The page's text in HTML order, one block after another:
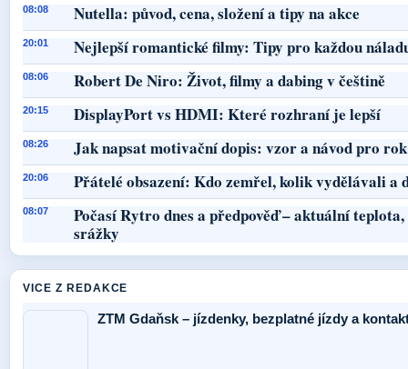
08:08 Nutella: původ, cena, složení a tipy na akce
20:01 Nejlepší romantické filmy: Tipy pro každou
08:06 Robert De Niro: Život, filmy a dabing v češtině
20:15 DisplayPort vs HDMI: Které rozhraní je lepší
08:26 Jak napsat motivační dopis: vzor a návod pro
20:06 Přátelé obsazení: Kdo zemřel, kolik vydělávali a
08:07
Počasí Rytro dnes a předpověď – aktuální
srážky
VICE Z REDAKCE
ZTM Gdaňsk – jízdenky, bezplatné jízdy a